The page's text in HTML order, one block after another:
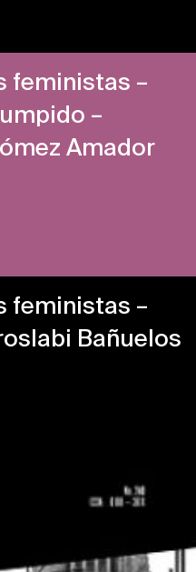
feministas –
–
Amador
feministas –
Bañuelos